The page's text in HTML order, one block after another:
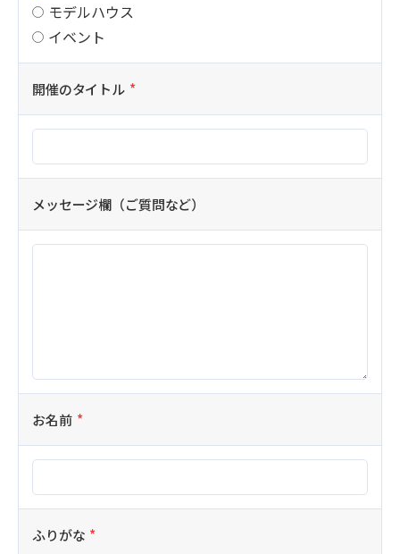
モデルハウス
イベント
開催のタイトル
メッセージ欄（ご質問など）
お名前
ふりがな